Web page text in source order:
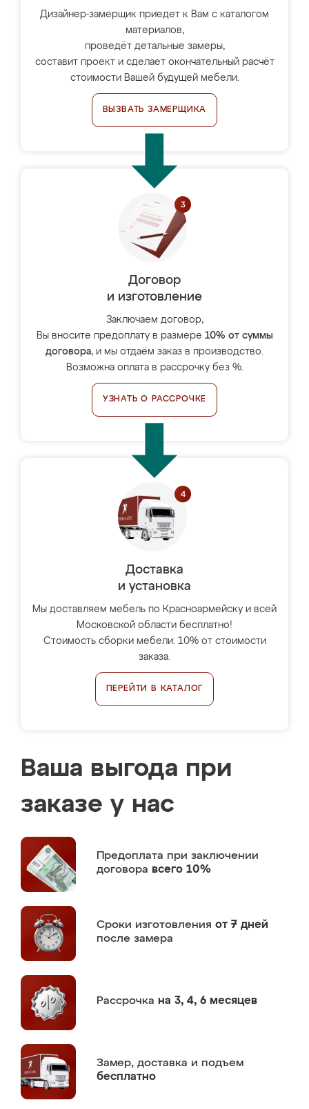
Дизайнер-замерщик приедет к Вам с каталогом
материалов,
проведёт детальные замеры,
составит проект и сделает окончательный расчёт
стоимости Вашей будущей мебели.
ВЫЗВАТЬ ЗАМЕРЩИКА
Договор
и изготовление
Заключаем договор,
Вы вносите предоплату в размере 10% от суммы
договора, и мы отдаём заказ в производство.
Возможна оплата в рассрочку без %.
УЗНАТЬ О РАССРОЧКЕ
Доставка
и установка
Мы доставляем мебель по Красноармейску и всей
Московской области бесплатно!
Стоимость сборки мебели: 10% от стоимости
заказа.
ПЕРЕЙТИ В КАТАЛОГ
Ваша выгода при
заказе у нас
Предоплата при заключении
договора всего 10%
Сроки изготовления от 7 дней
после замера
Рассрочка на 3, 4, 6 месяцев
Замер, доставка и подъем
бесплатно